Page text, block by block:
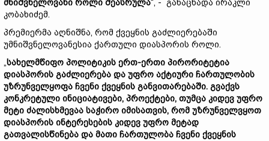
მნიშვნელოვანი როლი შეასრულა“, - განაცხადა ირაკლი
კობახიძემ.
პრემიერმა აღნიშნა, რომ ქვეყნის გაძლიერებაში
უმნიშვნელოვანესია ქართული დიასპორის როლი.
„სახელმწიფო პოლიტიკის ერთ-ერთი პირორიტეტია
დიასპორის გაძლიერება და უფრო აქტიური ჩართულობის
უზრუნველყოფა ჩვენი ქვეყნის განვითარებაში. გვაქვს
კონკრეტული ინიციატივები, პროექტები, თუმცა კიდევ უფრო
მეტი ძალისხმევაა საჭირო იმისათვის, რომ უზრუნველვყოთ
დიასპორის ინტერესების კიდევ უფრო მეტად
გათვალისწინება და მათი ჩართულობა ჩვენი ქვეყნის